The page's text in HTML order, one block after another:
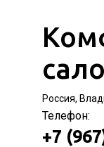
Россия,
Телефон:
+7